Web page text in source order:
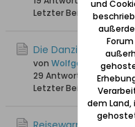
Letzter Beitrag
Die Danziger
von Wolfgang
29 Antworten
36.469
Letzter Beitrag
und
dem Land,